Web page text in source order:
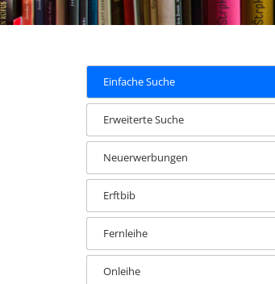
Einfache Suche
Erweiterte Suche
Neuerwerbungen
Erftbib
Fernleihe
Onleihe